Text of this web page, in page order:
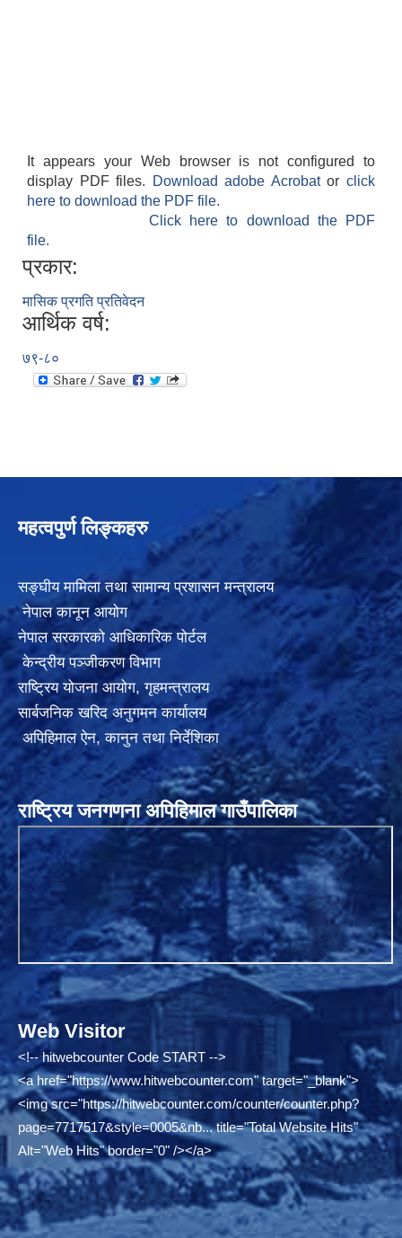
It appears your Web browser is not configured to
display PDF files.
Download adobe Acrobatorclick
here to download the PDF file.
Click here to download the PDF
file.
प्रकार:
मासिक प्रगति प्रतिवेदन
आर्थिक वर्ष:
७९-८०
महत्वपुर्ण लिङ्कहरु
सङ्घीय मामिला तथा सामान्य प्रशासन मन्त्रालय
नेपाल कानून आयोग
नेपाल सरकारको आधिकारिक पोर्टल
केन्द्रीय पञ्जीकरण विभाग
राष्ट्रिय योजना आयोग,गृहमन्त्रालय
सार्बजनिक खरिद अनुगमन कार्यालय
अपिहिमाल ऐन, कानुन तथा निर्देशिका
राष्ट्रिय जनगणना अपिहिमाल गाउँपालिका
Web Visitor
<!-- hitwebcounter Code START -->
<a href="https://www.hitwebcounter.com"target="_blank">
<img src="https://hitwebcounter.com/counter/counter.php?
page=7717517&style=0005&nb...title="Total Website Hits"
Alt="Web Hits" border="0" /></a>